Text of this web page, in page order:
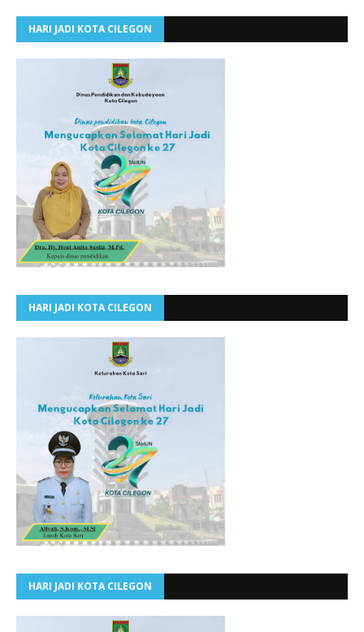
HARI JADI KOTA CILEGON
HARI JADI KOTA CILEGON
HARI JADI KOTA CILEGON